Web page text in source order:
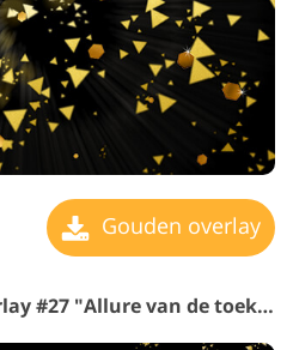
Gouden overlay
Photoshop gouden overlay #27 "Allure van de toekomst"